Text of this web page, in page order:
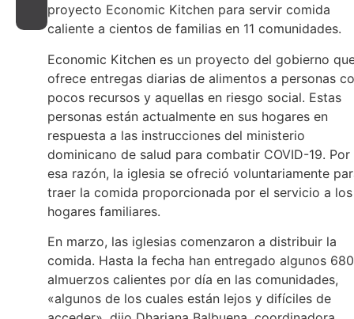
proyecto Economic Kitchen para servir comida
caliente a cientos de familias en 11 comunidades.
Economic Kitchen es un proyecto del gobierno
ofrece entregas diarias de alimentos a personas
pocos recursos y aquellas en riesgo social. Estas
personas están actualmente en sus hogares en
respuesta a las instrucciones del ministerio
dominicano de salud para combatir COVID-19. Por
esa razón, la iglesia se ofreció voluntariamente
traer la comida proporcionada por el servicio a los
hogares familiares.
En marzo, las iglesias comenzaron a distribuir la
comida. Hasta la fecha han entregado algunos 680
almuerzos calientes por día en las comunidades,
«algunos de los cuales están lejos y difíciles de